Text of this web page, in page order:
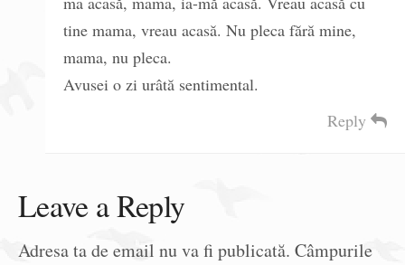
tine mama, vreau acasă. Nu pleca fără mine,
mama, nu pleca.
Avusei o zi urâtă sentimental.
Reply
Leave a Reply
Adresa ta de email nu va fi publicată. Câmpurile